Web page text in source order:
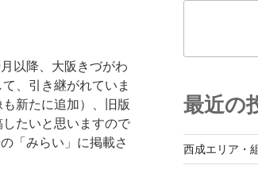
以降、大阪きづがわ
、引き継がれていま
新たに追加）、旧版
したいと思いますので
「みらい」に掲載さ
最近の
西成エリア・